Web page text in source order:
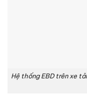
Hệ thống EBD trên xe